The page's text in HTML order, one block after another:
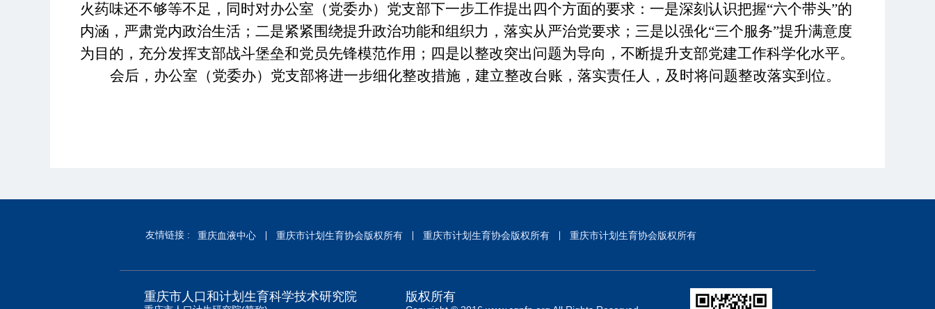
火药味还不够等不足， 同时对办公室（党委办）党支部下一步工作提出 四个方面的要求：一是深刻认识把握“六个带头”的
内涵，严肃党内政治生活；二是紧紧围绕提升政治功能和组织力，落实从严治党要求；三是以强化“三个服务”提升满意度
为目的，充分发挥支部战斗堡垒和党员先锋模范作用；四是以整改突出问题为导向，不断提升支部党建工作科学化水平。
会后，办公室（党委办）党支部将进一步细化整改措施，建立整改台账，落实责任人，及时将问题整改落实到位。
友情链接 : 重庆血液中心 重庆市计划生育协会版权所有 重庆市计划生育协会版权所有 重庆市计划生育协会版权所有
重庆市人口和计划生育科学技术研究院 版权所有